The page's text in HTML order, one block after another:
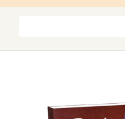
À PROPOS DE NOUS